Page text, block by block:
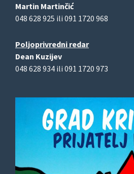
Martin Martinčić
048 628 925 ili 091 1720 968
Poljoprivredni redar
Dean Kuzijev
048 628 934 ili 091 1720 973